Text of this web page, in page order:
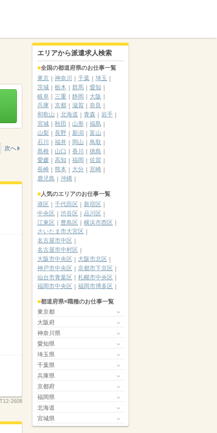
次へ
2608
エリアから派遣求人検索
全国の都道府県のお仕事一覧
東京
神奈川 千葉
埼玉
茨城
栃木 群馬
愛知
岐阜
三重 静岡
大阪
兵庫
京都 滋賀
奈良
和歌山
北海道 青森
岩手
宮城
秋田 山形
福島
山梨
長野 新潟
富山
石川
福井 岡山
鳥取
島根
山口 香川
徳島
愛媛
高知 福岡
佐賀
長崎
熊本 大分
宮崎
鹿児島
沖縄
人気のエリアのお仕事一覧
港区
千代田区
新宿区
中央区
渋谷区
品川区
江東区
豊島区
横浜市西区
さいたま市大宮区
名古屋市中区
名古屋市中村区
大阪市中央区
大阪市北区
神戸市中央区
京都市下京区
仙台市青葉区
札幌市中央区
福岡市中央区
福岡市博多区
都道府県×職種のお仕事一覧
東京都
大阪府
神奈川県
愛知県
埼玉県
千葉県
兵庫県
京都府
福岡県
北海道
宮城県